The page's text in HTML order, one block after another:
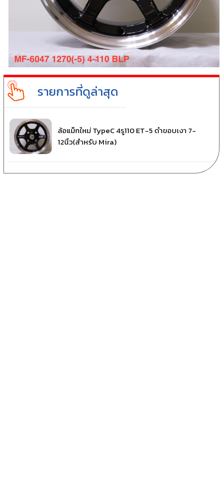
รายการที่ดูล่าสุด
ล้อแม็กใหม่ TypeC 4รู110 ET-5 ดำขอบเงา 7-
12นิ้ว(สำหรับ Mira)